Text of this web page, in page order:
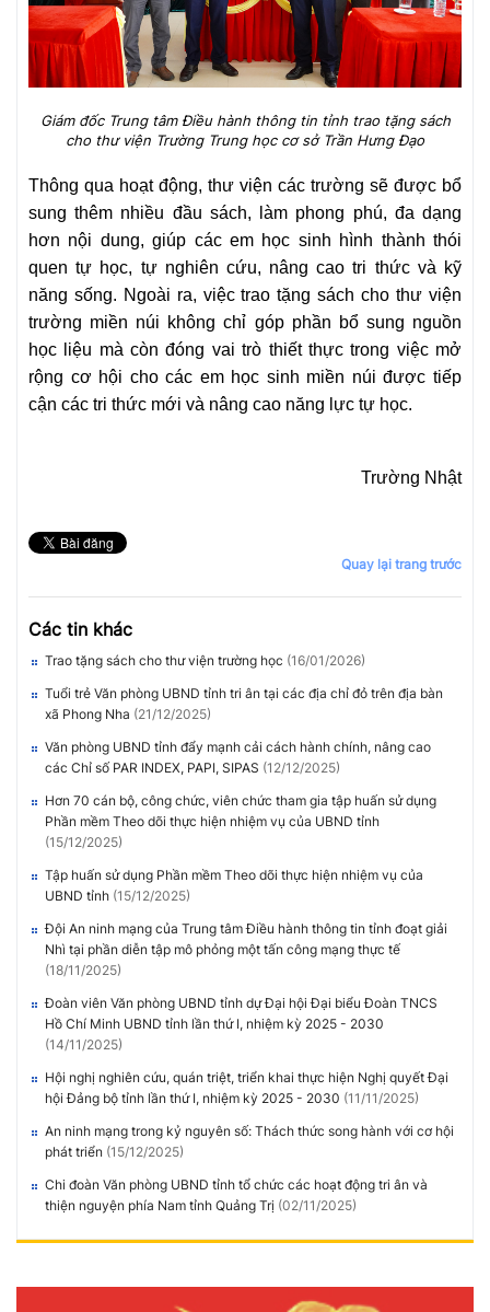
Giám đốc Trung tâm Điều hành thông tin tỉnh trao tặng sách
cho thư viện Trường Trung học cơ sở Trần Hưng Đạo
Thông qua hoạt động, thư viện các trường sẽ được bổ
sung thêm nhiều đầu sách, làm phong phú, đa dạng
hơn nội dung, giúp các em học sinh hình thành thói
quen tự học, tự nghiên cứu, nâng cao tri thức và kỹ
năng sống. Ngoài ra, việc trao tặng sách cho thư viện
trường miền núi không chỉ góp phần bổ sung nguồn
học liệu mà còn đóng vai trò thiết thực trong việc mở
rộng cơ hội cho các em học sinh miền núi được tiếp
cận các tri thức mới và nâng cao năng lực tự học.
Trường Nhật
Quay lại trang trước
Các tin khác
Trao tặng sách cho thư viện trường học (16/01/2026)
Tuổi trẻ Văn phòng UBND tỉnh tri ân tại các địa chỉ đỏ trên địa bàn
xã Phong Nha (21/12/2025)
Văn phòng UBND tỉnh đẩy mạnh cải cách hành chính, nâng cao
các Chỉ số PAR INDEX, PAPI, SIPAS (12/12/2025)
Hơn 70 cán bộ, công chức, viên chức tham gia tập huấn sử dụng
Phần mềm Theo dõi thực hiện nhiệm vụ của UBND tỉnh
(15/12/2025)
Tập huấn sử dụng Phần mềm Theo dõi thực hiện nhiệm vụ của
UBND tỉnh (15/12/2025)
Đội An ninh mạng của Trung tâm Điều hành thông tin tỉnh đoạt giải
Nhì tại phần diễn tập mô phỏng một tấn công mạng thực tế
(18/11/2025)
Đoàn viên Văn phòng UBND tỉnh dự Đại hội Đại biểu Đoàn TNCS
Hồ Chí Minh UBND tỉnh lần thứ I, nhiệm kỳ 2025 - 2030
(14/11/2025)
Hội nghị nghiên cứu, quán triệt, triển khai thực hiện Nghị quyết Đại
hội Đảng bộ tỉnh lần thứ I, nhiệm kỳ 2025 - 2030 (11/11/2025)
An ninh mạng trong kỷ nguyên số: Thách thức song hành với cơ hội
phát triển (15/12/2025)
Chi đoàn Văn phòng UBND tỉnh tổ chức các hoạt động tri ân và
thiện nguyện phía Nam tỉnh Quảng Trị (02/11/2025)